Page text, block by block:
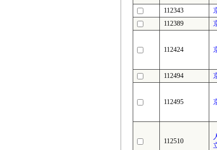
112343
112389
112424
112494
112495
112510